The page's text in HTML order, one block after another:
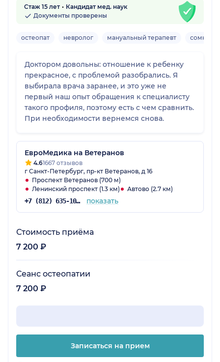
Стаж 15 лет
Кандидат мед. наук
Документы проверены
остеопат невролог мануальный терапевт
Доктором довольны: отношение к ребенку
прекрасное, с проблемой разобрались. Я
выбирала врача заранее, и это уже не
первый наш опыт обращения к специалисту
такого профиля, поэтому есть с чем сравнить.
При необходимости вернемся снова.
ЕвроМедика на Ветеранов
4.61667 отзывов
г Санкт-Петербург, пр-кт Ветеранов, д 16
Проспект Ветеранов (700 м)
Ленинский проспект (1.3 км)
Автово (2.7 км)
+7 (812) 635-10-38 показать
Стоимость приёма
7 200 ₽
Сеанс остеопатии
7 200 ₽
Записаться на прием